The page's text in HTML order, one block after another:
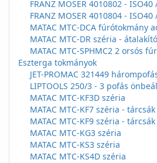
FRANZ MOSER 4010802 - ISO40
FRANZ MOSER 4010804 - ISO40
MATAC MTC-DCA fúrótokmány
MATAC MTC-DR széria -
MATAC MTC-SPHMC2 2 orsós
Eszterga tokmányok
JET-PROMAC 321449
LIPTOOLS 250/3 - 3 pofás
MATAC MTC-KF3D széria
MATAC MTC-KF7 széria - tárcsák
MATAC MTC-KF9 széria - tárcsák
MATAC MTC-KG3 széria
MATAC MTC-KS3 széria
MATAC MTC-KS4D széria